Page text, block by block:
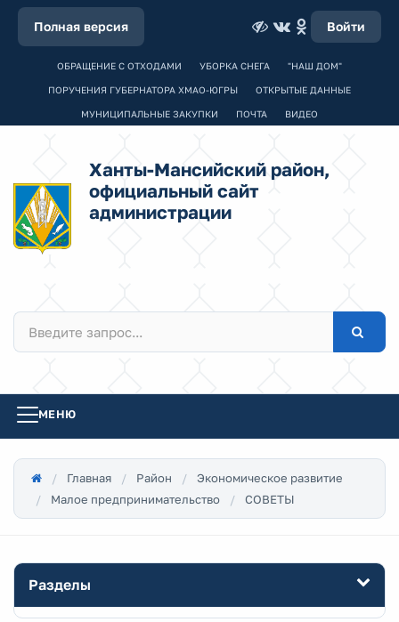
Полная версия Войти
ОБРАЩЕНИЕ С ОТХОДАМИ УБОРКА СНЕГА "НАШ ДОМ"
ПОРУЧЕНИЯ ГУБЕРНАТОРА ХМАО-ЮГРЫ ОТКРЫТЫЕ ДАННЫЕ
МУНИЦИПАЛЬНЫЕ ЗАКУПКИ ПОЧТА ВИДЕО
Ханты-Мансийский район,
официальный сайт
администрации
МЕНЮ
Главная Район
Экономическое развитие
Малое предпринимательство
СОВЕТЫ
Разделы